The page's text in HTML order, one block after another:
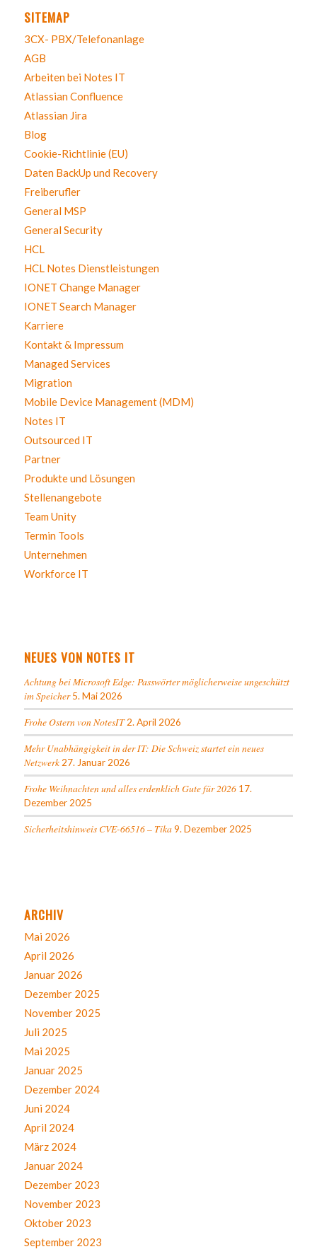
SITEMAP
3CX- PBX/Telefonanlage
AGB
Arbeiten bei Notes IT
Atlassian Confluence
Atlassian Jira
Blog
Cookie-Richtlinie (EU)
Daten BackUp und Recovery
Freiberufler
General MSP
General Security
HCL
HCL Notes Dienstleistungen
IONET Change Manager
IONET Search Manager
Karriere
Kontakt & Impressum
Managed Services
Migration
Mobile Device Management (MDM)
Notes IT
Outsourced IT
Partner
Produkte und Lösungen
Stellenangebote
Team Unity
Termin Tools
Unternehmen
Workforce IT
NEUES VON NOTES IT
Achtung bei Microsoft Edge: Passwörter möglicherweise ungeschützt
im Speicher 5. Mai 2026
Frohe Ostern von NotesIT 2. April 2026
Mehr Unabhängigkeit in der IT: Die Schweiz startet ein neues
Netzwerk 27. Januar 2026
Frohe Weihnachten und alles erdenklich Gute für 2026 17.
Dezember 2025
Sicherheitshinweis CVE-66516 – Tika 9. Dezember 2025
ARCHIV
Mai 2026
April 2026
Januar 2026
Dezember 2025
November 2025
Juli 2025
Mai 2025
Januar 2025
Dezember 2024
Juni 2024
April 2024
März 2024
Januar 2024
Dezember 2023
November 2023
Oktober 2023
September 2023